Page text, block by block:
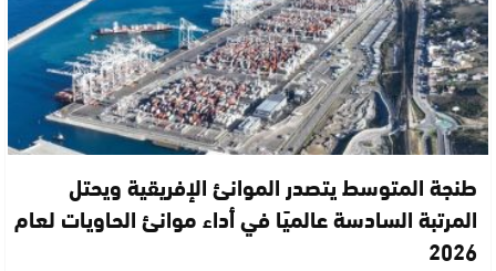
طنجة المتوسط يتصدر الموانئ الإفريقية ويحتل
المرتبة السادسة عالميًا في أداء موانئ الحاويات لعام
2026